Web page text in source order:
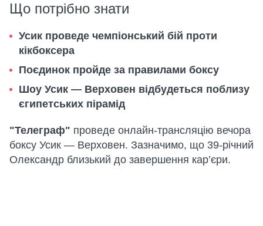
Що потрібно знати
Усик проведе чемпіонський бій проти
кікбоксера
Поєдинок пройде за правилами боксу
Шоу Усик — Верховен відбудеться поблизу
єгипетських пірамід
"Телеграф" проведе онлайн-трансляцію вечора
боксу Усик — Верховен. Зазначимо, що 39-річний
Олександр близький до завершення кар’єри.